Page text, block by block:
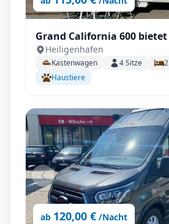
Grand California 600
Platz für einen Urlaub ohne
Einschränkungen
Heiligenhafen
Kastenwagen 4Sitze 2
Haustiere
ab 120,00 € /Nacht